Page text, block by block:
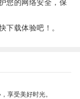
的网络安全，保
载体验吧！。
享受美好时光。